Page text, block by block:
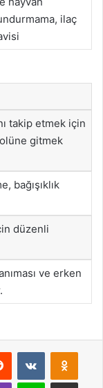
ilaç
takip etmek için
gitmek
bağışıklık
düzenli
ve erken
Reddit VKontakte
Viber Line E-Posta ile